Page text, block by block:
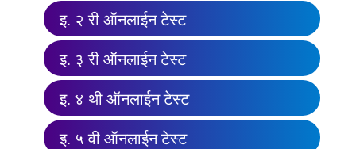
इ. २ री ऑनलाईन टेस्ट
इ. ३ री ऑनलाईन टेस्ट
इ. ४ थी ऑनलाईन टेस्ट
इ. ५ वी ऑनलाईन टेस्ट